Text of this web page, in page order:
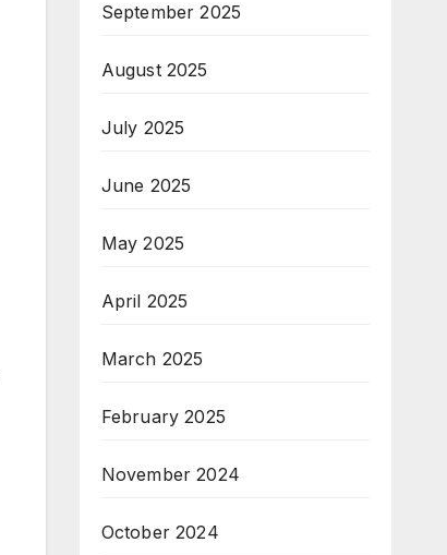
September 2025
August 2025
July 2025
June 2025
May 2025
April 2025
March 2025
February 2025
November 2024
October 2024